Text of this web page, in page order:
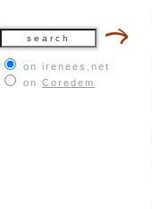
on irenees.net
on Coredem